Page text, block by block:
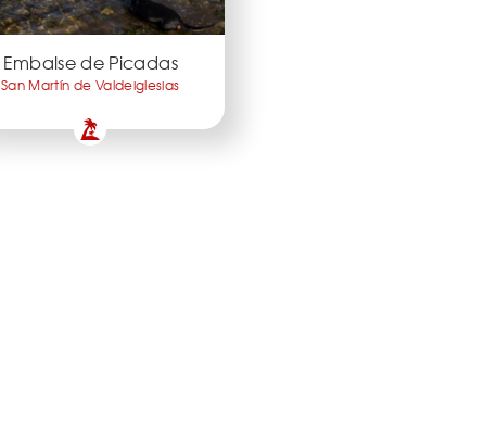
Embalse de Picadas
San Martín de Valdeiglesias